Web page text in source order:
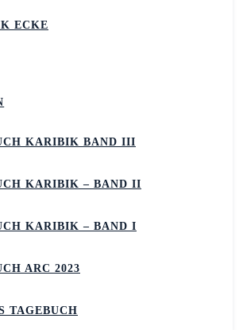
ECKE
KARIBIK BAND III
KARIBIK – BAND II
KARIBIK – BAND I
ARC 2023
TAGEBUCH